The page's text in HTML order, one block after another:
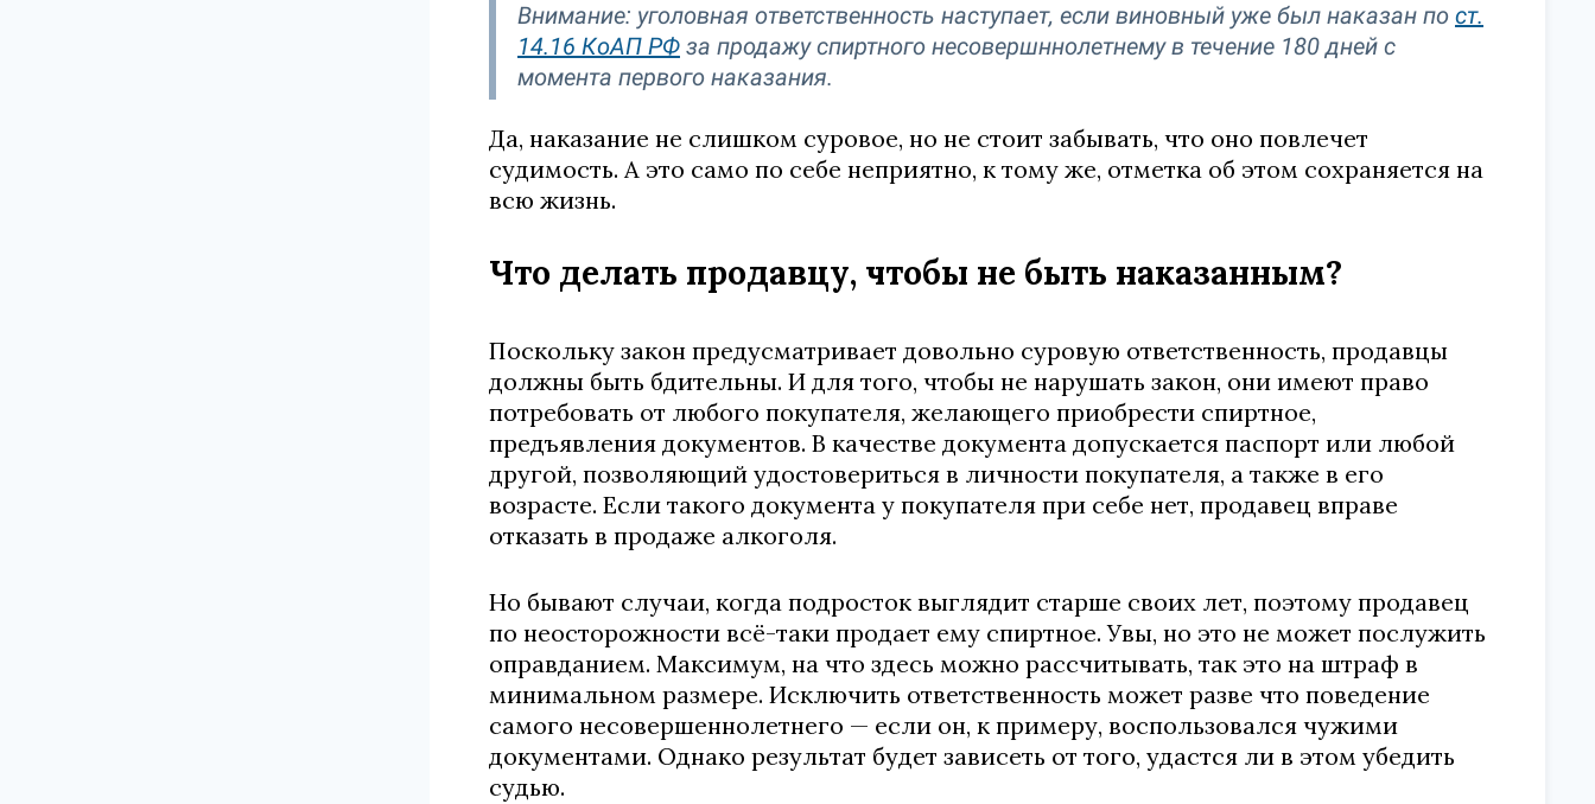
Внимание: уголовная ответственность наступает, если виновный уже был наказан по ст.
14.16 КоАП РФ за продажу спиртного несовершннолетнему в течение 180 дней с
момента первого наказания.
Да, наказание не слишком суровое, но не стоит забывать, что оно повлечет
судимость. А это само по себе неприятно, к тому же, отметка об этом сохраняется на
всю жизнь.
Что делать продавцу, чтобы не быть наказанным?
Поскольку закон предусматривает довольно суровую ответственность, продавцы
должны быть бдительны. И для того, чтобы не нарушать закон, они имеют право
потребовать от любого покупателя, желающего приобрести спиртное,
предъявления документов. В качестве документа допускается паспорт или любой
другой, позволяющий удостовериться в личности покупателя, а также в его
возрасте. Если такого документа у покупателя при себе нет, продавец вправе
отказать в продаже алкоголя.
Но бывают случаи, когда подросток выглядит старше своих лет, поэтому продавец
по неосторожности всё-таки продает ему спиртное. Увы, но это не может послужить
оправданием. Максимум, на что здесь можно рассчитывать, так это на штраф в
минимальном размере. Исключить ответственность может разве что поведение
самого несовершеннолетнего — если он, к примеру, воспользовался чужими
документами. Однако результат будет зависеть от того, удастся ли в этом убедить
судью.